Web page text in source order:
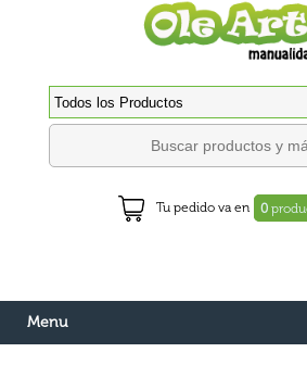
Tu pedido va en 0
Menu